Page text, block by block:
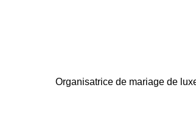
Organisatrice de mariage de